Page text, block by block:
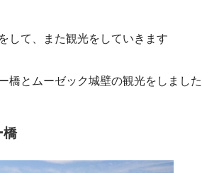
して、また観光をしていきます
橋とムーゼック城壁の観光をしました
橋